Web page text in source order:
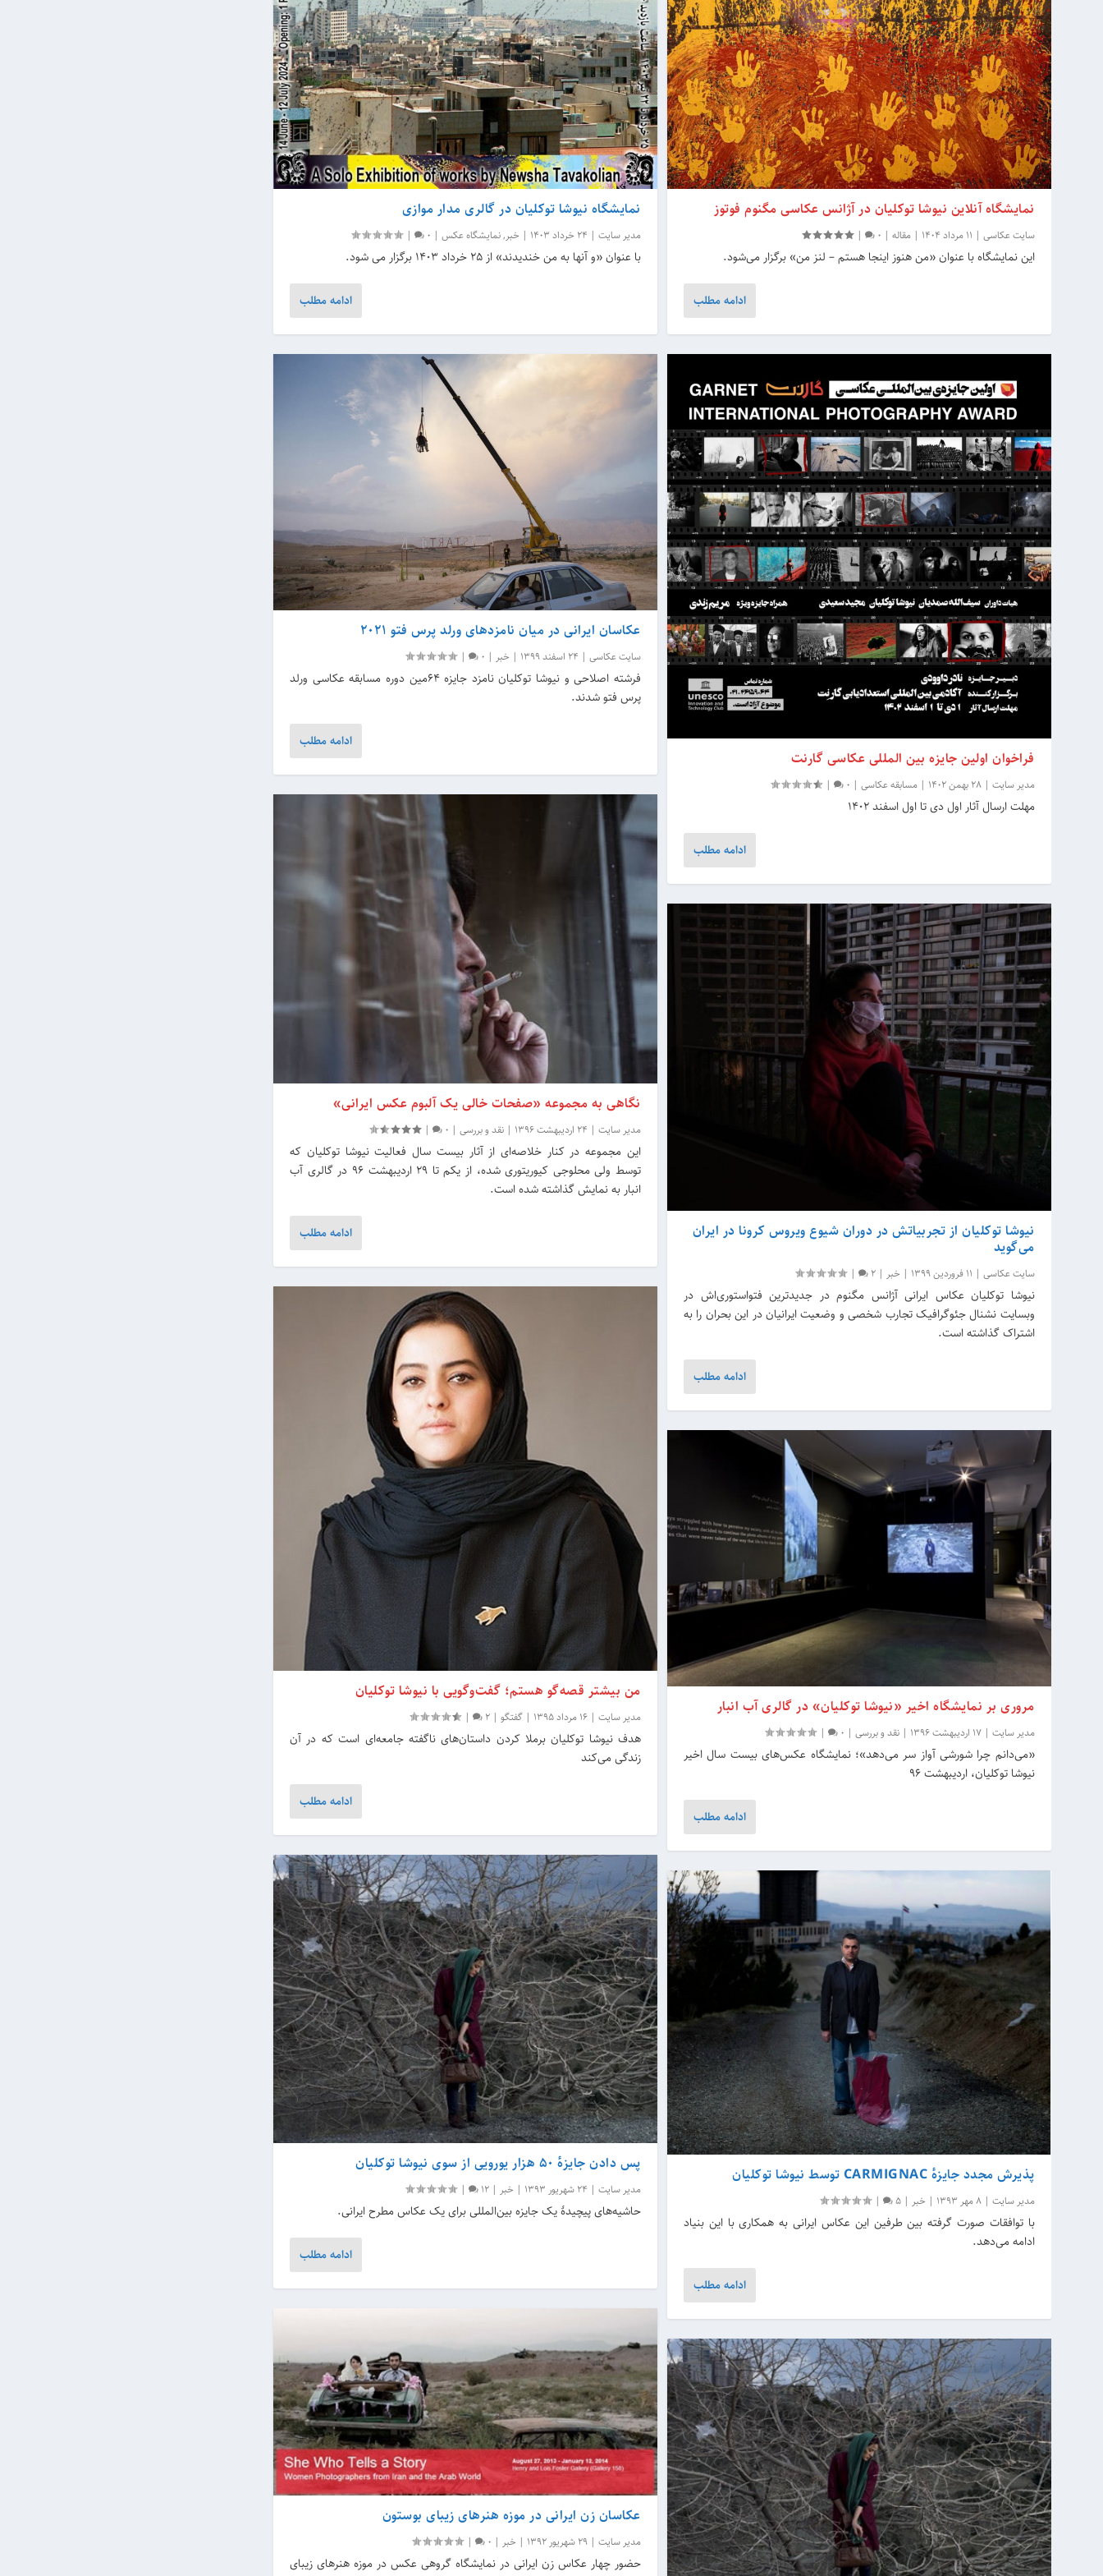
نمایشگاه آنلاین نیوشا توکلیان در آژانس عکاسی مگنوم فوتوز
سایت عکاسی | 11 مرداد 1404 |مقاله |
0
|
این نمایشگاه با عنوان «من هنوز اینجا هستم – لنز من» برگزار می‌شود.
ادامه مطلب
فراخوان اولین جایزه بین المللی عکاسی گارنت
مدیر سایت |28 بهمن 1402 |مسابقه عکاسی |
0
|
مهلت ارسال آثار اول دی تا اول اسفند 1402
ادامه مطلب
نیوشا توکلیان از تجربیاتش در دوران شیوع ویروس کرونا در ایران
می‌گوید
سایت عکاسی | 11 فروردین 1399 | خبر |
2
|
نیوشا توکلیان عکاس ایرانی آژانس مگنوم در جدیدترین فتواستوری‌اش در
وبسایت نشنال جئوگرافیک تجارب شخصی و وضعیت ایرانیان در این بحران را به
اشتراک گذاشته است.
ادامه مطلب
مروری بر نمایشگاه اخیر «نیوشا توکلیان» در گالری آب انبار
مدیر سایت |17 اردیبهشت 1396 |نقد و بررسی |
0
|
«می‌دانم چرا شورشی آواز سر می‌دهد»؛ نمایشگاه عکس‌های بیست سال اخیر
نیوشا توکلیان، اردیبهشت ۹۶
ادامه مطلب
پذیرش مجدد جایزهٔ CARMIGNAC توسط نیوشا توکلیان
مدیر سایت |8 مهر 1393 | خبر |
5
|
با توافقات صورت گرفته بین طرفین این عکاس ایرانی به همکاری با این بنیاد
ادامه می‌دهد.
ادامه مطلب
نمایشگاه نیوشا توکلیان در گالری مدار موازی
مدیر سایت | 24 خرداد 1403 | خبر,نمایشگاه عکس |
0
|
با عنوان «و آنها به من خندیدند» از 25 خرداد 1403 برگزار می شود.
ادامه مطلب
عکاسان ایرانی در میان نامزدهای ورلد پرس فتو 2021
سایت عکاسی | 24 اسفند 1399 | خبر |
0
|
فرشته اصلاحی و نیوشا توکلیان نامزد جایزه 64مین دوره مسابقه عکاسی ورلد
پرس فتو شدند.
ادامه مطلب
نگاهی به مجموعه «صفحات خالی یک آلبوم عکس ایرانی»
مدیر سایت | 24 اردیبهشت 1396 |نقد و بررسی |
0
|
این مجموعه در کنار خلاصه‌ای از آثار بیست سال فعالیت نیوشا توکلیان که
توسط ولی محلوجی کیوریتوری شده، از یکم تا ۲۹ اردیبهشت ۹۶ در گالری آب
انبار به نمایش گذاشته شده است.
ادامه مطلب
من بیشتر قصه‌گو هستم؛ گفت‌وگویی با نیوشا توکلیان
مدیر سایت |16 مرداد 1395 |گفتگو |
2
|
هدف نیوشا توکلیان برملا کردن داستان‌های ناگفته جامعه‌ای است که در آن
زندگی می‌کند
ادامه مطلب
پس دادن جایزهٔ ۵۰ هزار یورویی از سوی نیوشا توکلیان
مدیر سایت | 24 شهریور 1393 | خبر |
12
|
حاشیه‌های پیچیدهٔ یک جایزه بین‌المللی برای یک عکاس مطرح ایرانی.
ادامه مطلب
عکاسان زن ایرانی در موزه هنرهای زیبای بوستون
مدیر سایت |29 شهریور 1392 | خبر |
0
|
حضور چهار عکاس زن ایرانی در نمایشگاه گروهی عکس در موزه هنرهای زیبای